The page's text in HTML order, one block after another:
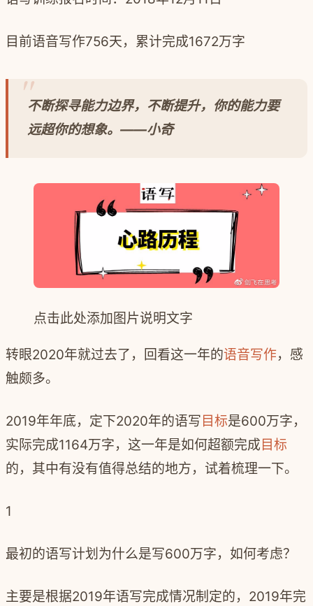
目前语音写作756天，累计完成1672万字
不断探寻能力边界，不断提升，你的能力要
远超你的想象。——小奇
点击此处添加图片说明文字
转眼2020年就过去了，回看这一年的语音写作，感
触颇多。
2019年年底，定下2020年的语写 目标是600万字，
实际完成1164万字，这一年是如何超额完成 目标
的，其中有没有值得总结的地方，试着梳理一下。
1
最初的语写计划为什么是写600万字，如何考虑？
主要是根据2019年语写完成情况制定的，2019年完